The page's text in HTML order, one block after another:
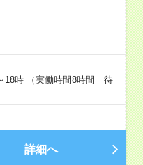
18時 （実働時間8時間 待
詳細へ